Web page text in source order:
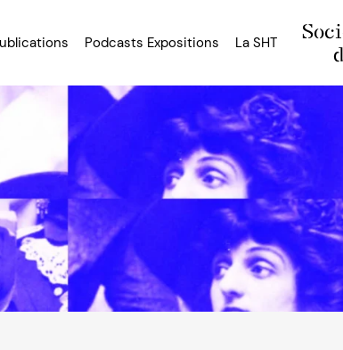
Podcasts Expositions La SHT